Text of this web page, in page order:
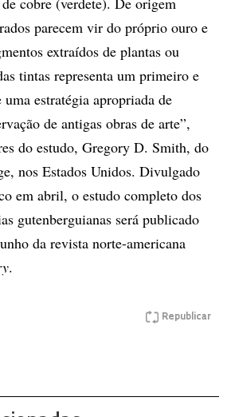
parecem vir do próprio ouro e
extraídos de plantas ou
tintas representa um primeiro e
estratégia apropriada de
de antigas obras de arte”,
do estudo, Gregory D. Smith, do
nos Estados Unidos. Divulgado
em abril, o estudo completo dos
gutenberguianas será publicado
da revista norte-americana
.
Republicar